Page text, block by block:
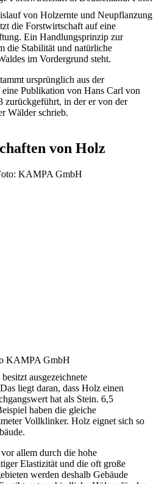
von Holzernte und Neupflanzung
die Forstwirtschaft auf eine
Ein Handlungsprinzip zur
die Stabilität und natürliche
im Vordergrund steht.
ursprünglich aus der
Publikation von Hans Carl von
zurückgeführt, in der er von der
Wälder schrieb.
von Holz
KAMPA GmbH
ausgezeichnete
liegt daran, dass Holz einen
hat als Stein. 6,5
haben die gleiche
Vollklinker. Holz eignet sich so
allem durch die hohe
Elastizität und die oft große
werden deshalb Gebäude